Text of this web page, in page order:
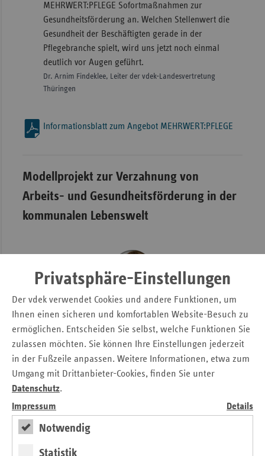
Privatsphäre-Einstellungen
Der vdek verwendet Cookies und andere Funktionen, um
Ihnen einen sicheren und komfortablen Website-Besuch zu
ermöglichen. Entscheiden Sie selbst, welche Funktionen Sie
zulassen möchten. Sie können Ihre Einstellungen jederzeit
in der Fußzeile anpassen. Weitere Informationen, etwa zum
Umgang mit Drittanbieter-Cookies, finden Sie unter
Datenschutz.
Impressum
Details
Notwendig
Statistik
MEHRWERT:PFLEGE Sofortmaßnahmen zur
Gesundheitsförderung an. Welchen Stellenwert die
Gesundheit der Beschäftigten gerade in der
Pflegebranche spielt, wird uns jetzt noch einmal
deutlich vor Augen geführt.
Dr. Arnim Findeklee, Leiter der vdek-Landesvertretung
Thüringen
Informationsblatt zum Angebot MEHRWERT:PFLEGE
Modellprojekt zur Verzahnung von
Arbeits- und Gesundheitsförderung in der
kommunalen Lebenswelt
Mit unserem Projekt konnten wir in den
Projektstandorten bisher rund 500 Personen aktiv
begleiten. Wir haben damit Menschen erreicht und sie
motiviert, etwas für sich und die eigene Gesundheit zu
Teilnehmenden bin ich sehr stolz.
In Thüringen nehmen aktuell 13 Jobcenter und Agenturen